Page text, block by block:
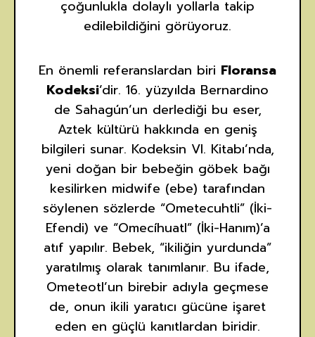
çoğunlukla dolaylı yollarla takip
edilebildiğini görüyoruz.
En önemli referanslardan biri Floransa
Kodeksi’dir. 16. yüzyılda Bernardino
de Sahagún’un derlediği bu eser,
Aztek kültürü hakkında en geniş
bilgileri sunar. Kodeksin VI. Kitabı’nda,
yeni doğan bir bebeğin göbek bağı
kesilirken midwife (ebe) tarafından
söylenen sözlerde “Ometecuhtli” (İki-
Efendi) ve “Omecíhuatl” (İki-Hanım)’a
atıf yapılır. Bebek, “ikiliğin yurdunda”
yaratılmış olarak tanımlanır. Bu ifade,
Ometeotl’un birebir adıyla geçmese
de, onun ikili yaratıcı gücüne işaret
eden en güçlü kanıtlardan biridir.